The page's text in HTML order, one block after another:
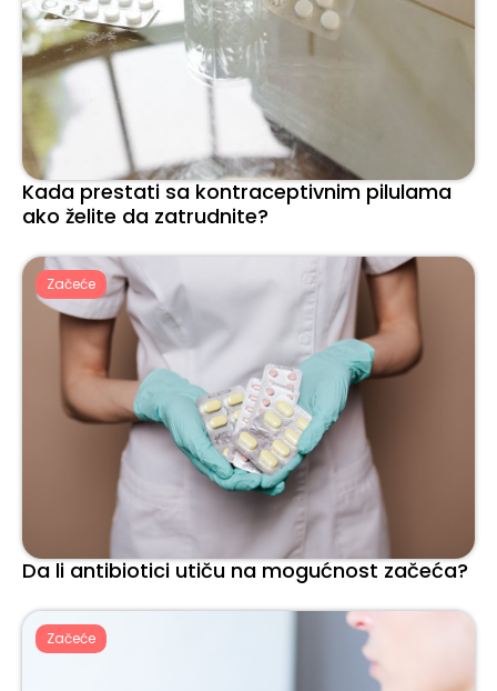
Kada prestati sa kontraceptivnim pilulama
ako želite da zatrudnite?
Začeće
Da li antibiotici utiču na mogućnost začeća?
Začeće